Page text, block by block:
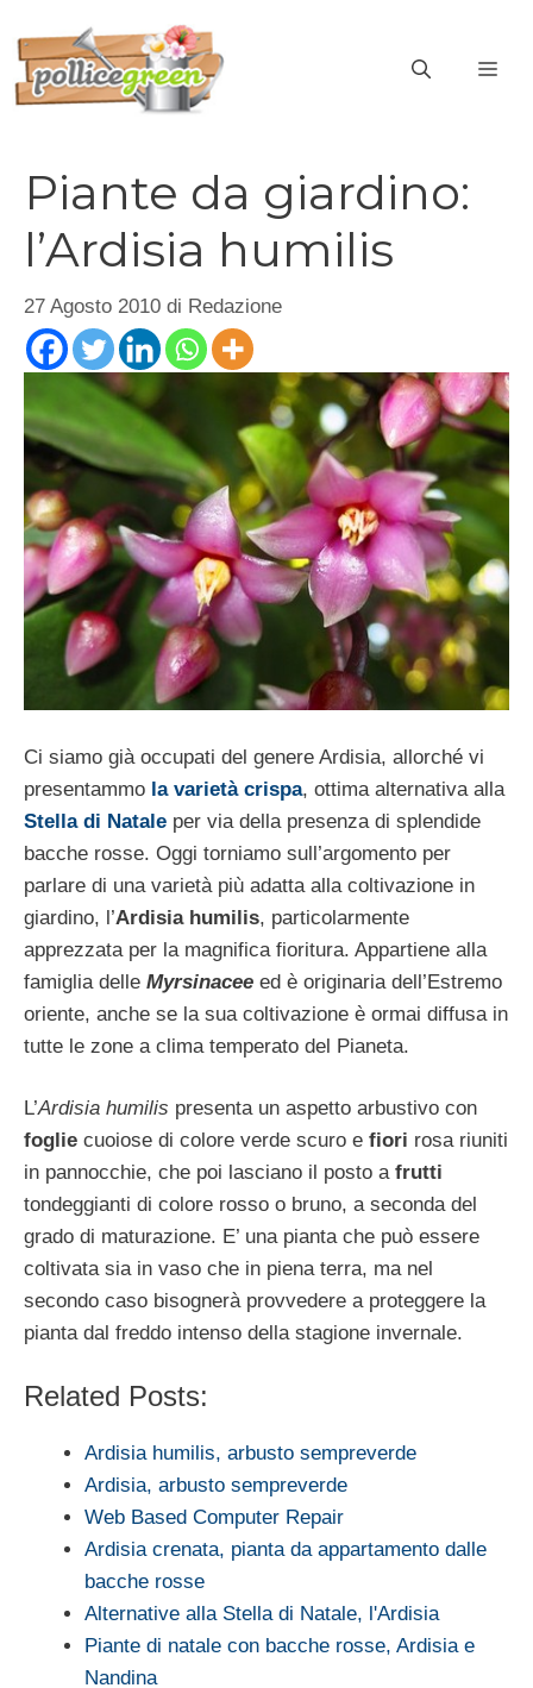
contenuto
Piante da giardino:
l’Ardisia humilis
27 Agosto 2010 di Redazione
Ci siamo già occupati del genere Ardisia, allorché vi
presentammo la varietà crispa, ottima alternativa alla
Stella di Natale per via della presenza di splendide
bacche rosse. Oggi torniamo sull’argomento per
parlare di una varietà più adatta alla coltivazione in
giardino, l’Ardisia humilis, particolarmente
apprezzata per la magnifica fioritura. Appartiene alla
famiglia delle Myrsinacee ed è originaria dell’Estremo
oriente, anche se la sua coltivazione è ormai diffusa in
tutte le zone a clima temperato del Pianeta.
L’Ardisia humilis presenta un aspetto arbustivo con
foglie cuoiose di colore verde scuro e fiori rosa riuniti
in pannocchie, che poi lasciano il posto afrutti
tondeggianti di colore rosso o bruno, a seconda del
grado di maturazione. E’ una pianta che può essere
coltivata sia in vaso che in piena terra, ma nel
secondo caso bisognerà provvedere a proteggere la
pianta dal freddo intenso della stagione invernale.
Related Posts:
Ardisia humilis, arbusto sempreverde
Ardisia, arbusto sempreverde
Web Based Computer Repair
Ardisia crenata, pianta da appartamento dalle
bacche rosse
Alternative alla Stella di Natale, l'Ardisia
Piante di natale con bacche rosse, Ardisia e
Nandina